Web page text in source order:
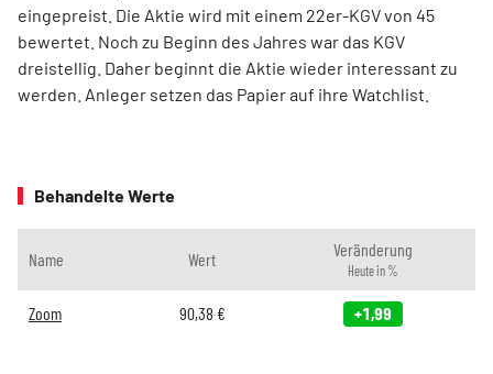
eingepreist. Die Aktie wird mit einem 22er-KGV von 45
bewertet. Noch zu Beginn des Jahres war das KGV
dreistellig. Daher beginnt die Aktie wieder interessant zu
werden. Anleger setzen das Papier auf ihre Watchlist.
Behandelte Werte
Name Wert Veränderung
Heute in %
Zoom 90,38 € +1,99